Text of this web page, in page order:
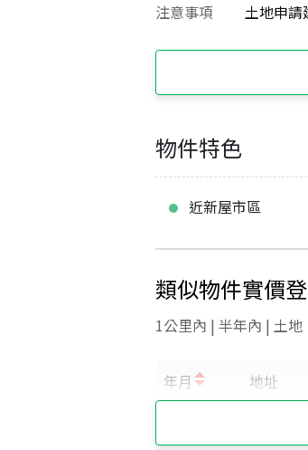
注意事項
土地申請
物件特色
近新屋市區
類似物件實價
1公里內 | 半年內 | 土地